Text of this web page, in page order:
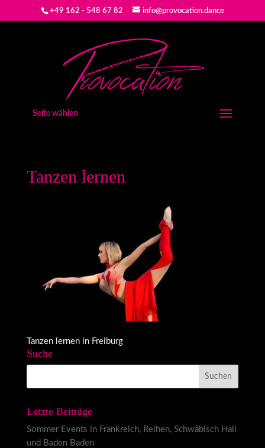
+49 162 - 548 67 82 info@provocation.dance
Seite wählen
Tanzen lernen
Tanzen lernen in Freiburg
Suche
Letzte Beiträge
Sommer Events in Frankreich, Reihen, Schwäbisch Hall
und Baden Baden